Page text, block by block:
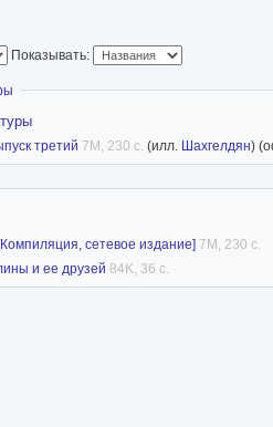
Показывать:
третий 7M, 230 с. (илл. Шахгелдян)
сетевое издание] 7M, 230 с.
и ее друзей 84K, 36 с.